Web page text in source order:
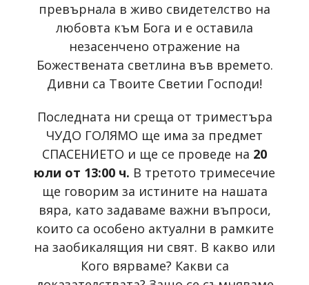
превърнала в живо свидетелство на
любовта към Бога и е оставила
незасенчено отражение на
Божествената светлина във времето.
Дивни са Твоите Светии Господи!
Последната ни среща от триместъра
ЧУДО ГОЛЯМО ще има за предмет
СПАСЕНИЕТО и ще се проведе на 20
юли от 13:00 ч. В третото тримесечие
ще говорим за истините на нашата
вяра, като задаваме важни въпроси,
които са особено актуални в рамките
на заобикалящия ни свят. В какво или
Кого вярваме? Какви са